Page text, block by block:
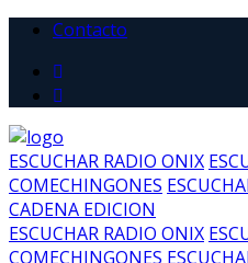
Contacto
ESCUCHAR RADIO ONIX
COMECHINGONES
CADENA EDICION
ESCUCHAR RADIO ONIX
COMECHINGONES